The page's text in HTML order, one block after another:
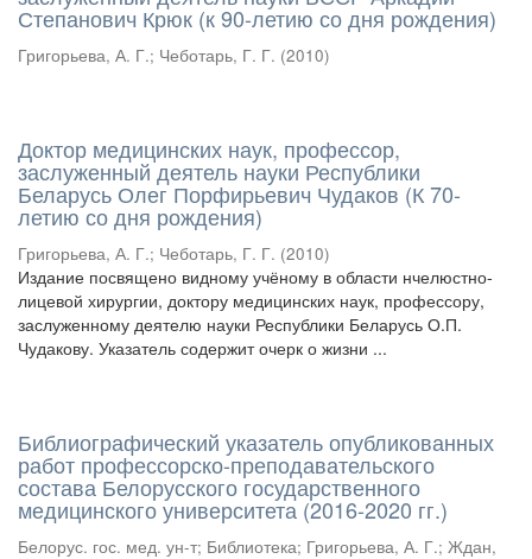
Степанович Крюк (к 90-летию со дня рождения)
Григорьева, А. Г.; Чеботарь, Г. Г. (2010)
Доктор медицинских наук, профессор,
заслуженный деятель науки Республики
Беларусь Олег Порфирьевич Чудаков (К 70-
летию со дня рождения)
Григорьева, А. Г.; Чеботарь, Г. Г. (2010)
Издание посвящено видному учёному в области нчелюстно-
лицевой хирургии, доктору медицинских наук, профессору,
заслуженному деятелю науки Республики Беларусь О.П.
Чудакову. Указатель содержит очерк о жизни ...
Библиографический указатель опубликованных
работ профессорско-преподавательского
состава Белорусского государственного
медицинского университета (2016-2020 гг.)
Белорус. гос. мед. ун-т; Библиотека; Григорьева, А. Г.; Ждан,